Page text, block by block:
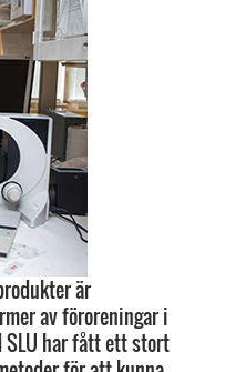
är
av föroreningar i
SLU har fått ett stort